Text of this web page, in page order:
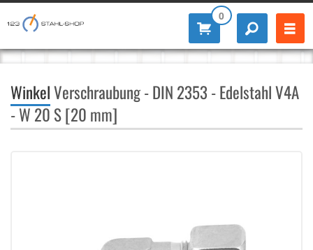
0
WinkelVerschraubung - DIN 2353 - Edelstahl V4A
- W 20 S [20 mm]